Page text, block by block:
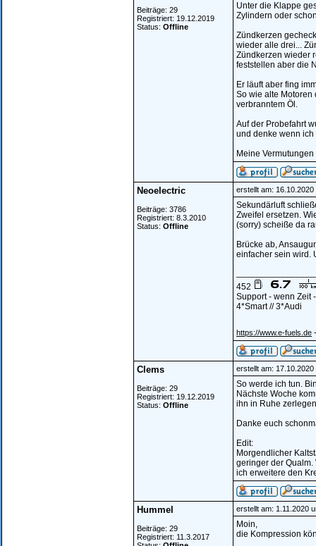
Beiträge: 29
Registriert: 19.12.2019
Status: Offline
Unter die Klappe
Zylindern oder
Zündkerzen
wieder alle drei...
Zündkerzen wieder
feststellen aber die
Er läuft aber fing
So wie alte Motoren
verbranntem Öl.
Auf der Probefahrt
und denke wenn
Meine
Neoelectric
Beiträge: 3786
Registriert: 8.3.2010
Status: Offline
erstellt am:
Sekundärluft
Zweifel ersetzen.
(sorry) scheiße da
Brücke ab,
einfacher sein wird.
452
Support - wenn Zeit
4*Smart // 3*Audi
https://www.e-fuels.de
Clems
Beiträge: 29
Registriert: 19.12.2019
Status: Offline
erstellt am:
So werde ich tun.
Nächste Woche
ihn in Ruhe
Danke euch
Edit:
Morgendlicher
geringer der Qualm.
ich erweitere den
Hummel
Beiträge: 29
Registriert: 11.3.2017
erstellt am: 1.11.2020
Moin,
die Kompression